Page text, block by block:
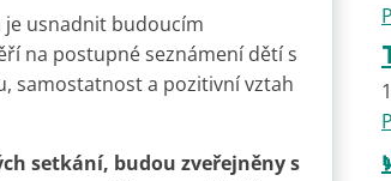
je usnadnit budoucím
na postupné seznámení dětí s
samostatnost a pozitivní vztah
setkání, budou zveřejněny s